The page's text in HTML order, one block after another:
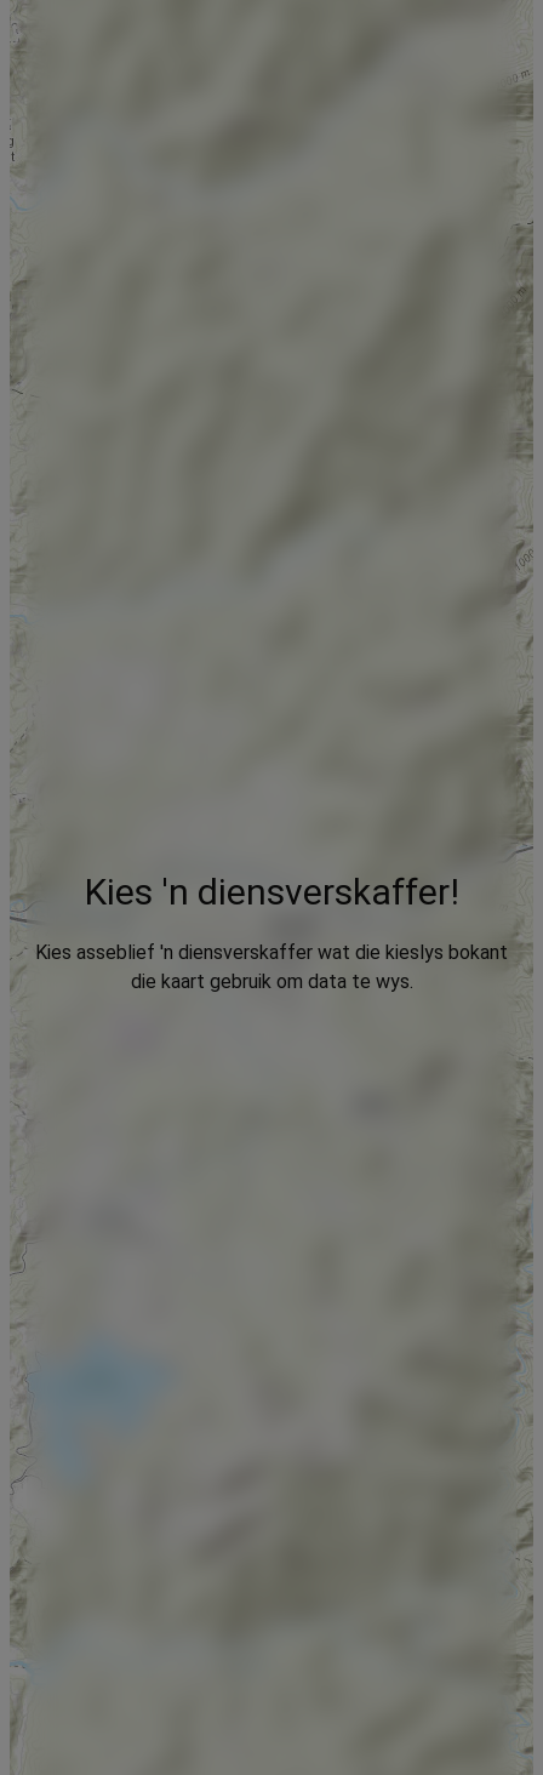
Kies 'n diensverskaffer!
Kies asseblief 'n diensverskaffer wat die kieslys bokant
die kaart gebruik om data te wys.